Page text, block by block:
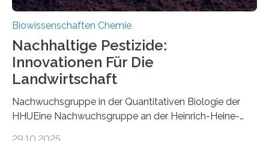
Biowissenschaften Chemie
Nachhaltige Pestizide:
Innovationen Für Die
Landwirtschaft
Nachwuchsgruppe in der Quantitativen Biologie der
HHUEine Nachwuchsgruppe an der Heinrich-Heine-